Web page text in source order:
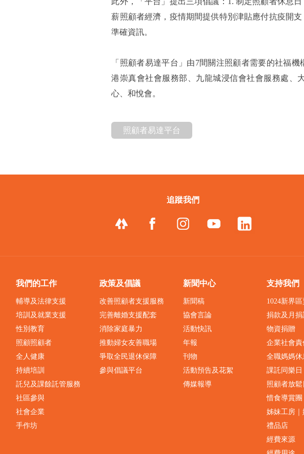
薪照顧者經濟，疫情期間提供特別津貼應付抗疫開
準確資訊。
「照顧者易達平台」由7間關注照顧者需要的社福
港崇真會社會服務部、九龍城浸信會社會服務處、
心、和悅會。
照顧者易達平台
追蹤我們
我們的工作
輔導及法律支援
培訓及就業支援
性別教育
照顧照顧者
全人健康
持續培訓
託兒及課餘託管服務
社區參與
社會企業
手作坊
政策及倡議
改善照顧者支援服務
完善離婚支援配套
消除家庭暴力
推動婦女友善職場
爭取全民退休保障
參與倡議平台
新聞中心
新聞稿
協會言論
活動快訊
年報
刊物
活動預告及花絮
傳媒報導
支持我們
1024新界區
捐款及月捐
物資捐贈
企業社會責
全職媽媽休
課託同樂日
照顧者放鬆
惜食導賞團
姊妹工房
禮品店
經費來源